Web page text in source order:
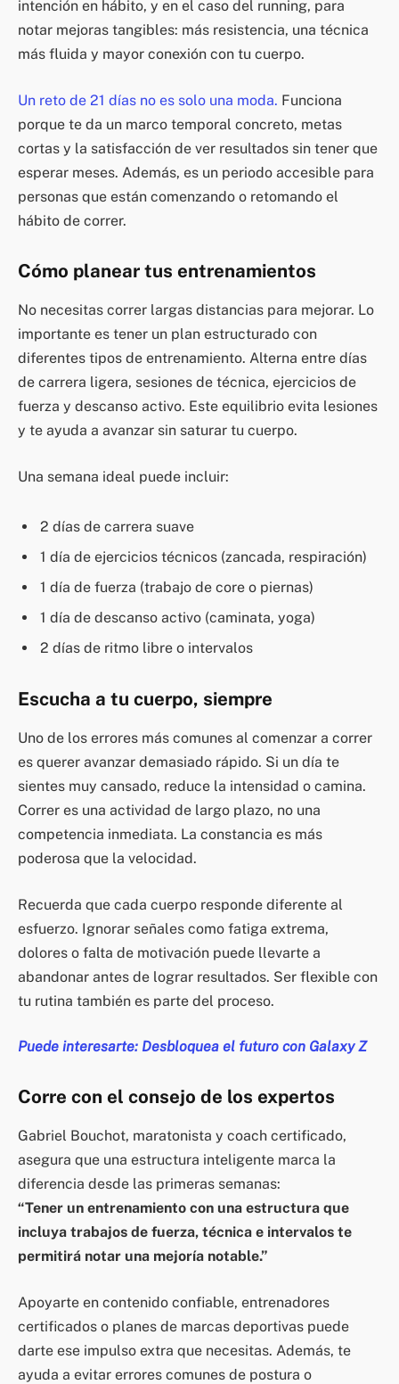
intención en hábito, y en el caso del running, para
notar mejoras tangibles: más resistencia, una técnica
más fluida y mayor conexión con tu cuerpo.
Un reto de 21 días no es solo una moda. Funciona
porque te da un marco temporal concreto, metas
cortas y la satisfacción de ver resultados sin tener que
esperar meses. Además, es un periodo accesible para
personas que están comenzando o retomando el
hábito de correr.
Cómo planear tus entrenamientos
No necesitas correr largas distancias para mejorar. Lo
importante es tener un plan estructurado con
diferentes tipos de entrenamiento. Alterna entre días
de carrera ligera, sesiones de técnica, ejercicios de
fuerza y descanso activo. Este equilibrio evita lesiones
y te ayuda a avanzar sin saturar tu cuerpo.
Una semana ideal puede incluir:
2 días de carrera suave
1 día de ejercicios técnicos (zancada, respiración)
1 día de fuerza (trabajo de core o piernas)
1 día de descanso activo (caminata, yoga)
2 días de ritmo libre o intervalos
Escucha a tu cuerpo, siempre
Uno de los errores más comunes al comenzar a correr
es querer avanzar demasiado rápido. Si un día te
sientes muy cansado, reduce la intensidad o camina.
Correr es una actividad de largo plazo, no una
competencia inmediata. La constancia es más
poderosa que la velocidad.
Recuerda que cada cuerpo responde diferente al
esfuerzo. Ignorar señales como fatiga extrema,
dolores o falta de motivación puede llevarte a
abandonar antes de lograr resultados. Ser flexible con
tu rutina también es parte del proceso.
Puede interesarte: Desbloquea el futuro con Galaxy Z
Corre con el consejo de los expertos
Gabriel Bouchot, maratonista y coach certificado,
asegura que una estructura inteligente marca la
diferencia desde las primeras semanas:
“Tener un entrenamiento con una estructura que
incluya trabajos de fuerza, técnica e intervalos te
permitirá notar una mejoría notable.”
Apoyarte en contenido confiable, entrenadores
certificados o planes de marcas deportivas puede
darte ese impulso extra que necesitas. Además, te
ayuda a evitar errores comunes de postura o